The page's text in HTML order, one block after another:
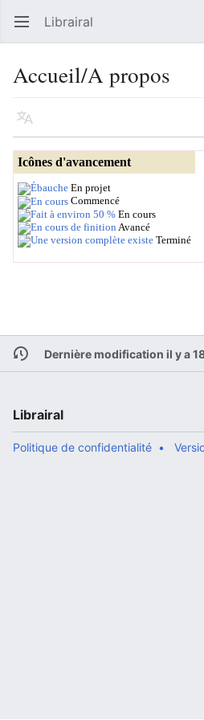
Ouvrir le menu principal Librairal
Accueil/A propos
Langue
Icônes d'avancement
En projet
Commencé
En cours
Avancé
Terminé
Dernière modification il y a
Librairal
Politique de confidentialité